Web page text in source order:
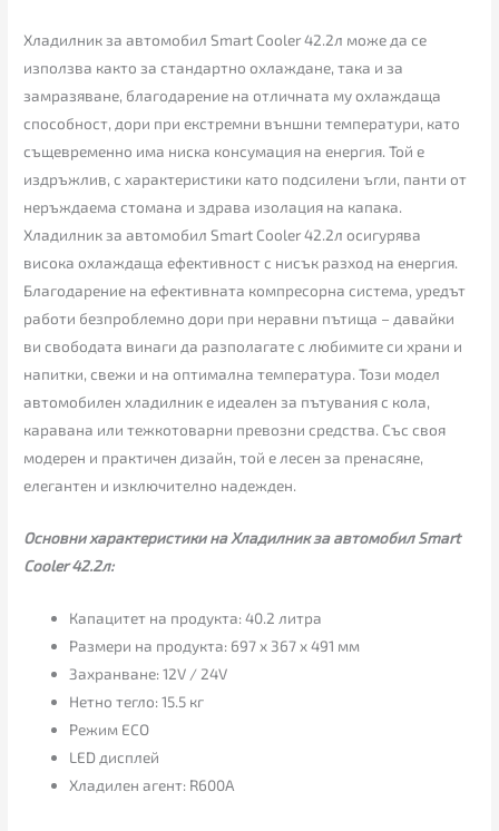
Хладилник за автомобил Smart Cooler 42.2л може да се
използва както за стандартно охлаждане, така и за
замразяване, благодарение на отличната му охлаждаща
способност, дори при екстремни външни температури, като
същевременно има ниска консумация на енергия. Той е
издръжлив, с характеристики като подсилени ъгли, панти от
неръждаема стомана и здрава изолация на капака.
Хладилник за автомобил Smart Cooler 42.2л осигурява
висока охлаждаща ефективност с нисък разход на енергия.
Благодарение на ефективната компресорна система, уредът
работи безпроблемно дори при неравни пътища – давайки
ви свободата винаги да разполагате с любимите си храни и
напитки, свежи и на оптимална температура. Този модел
автомобилен хладилник е идеален за пътувания с кола,
каравана или тежкотоварни превозни средства. Със своя
модерен и практичен дизайн, той е лесен за пренасяне,
елегантен и изключително надежден.
Основни характеристики на Хладилник за автомобил Smart
Cooler 42.2л:
Капацитет на продукта: 40.2 литра
Размери на продукта: 697 x 367 x 491 мм
Захранване: 12V / 24V
Нетно тегло: 15.5 кг
Режим ECO
LED дисплей
Хладилен агент: R600A